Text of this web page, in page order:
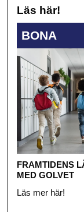
Läs här!
BONA
FRAMTIDENS
MED GOLVET
Läs mer här!